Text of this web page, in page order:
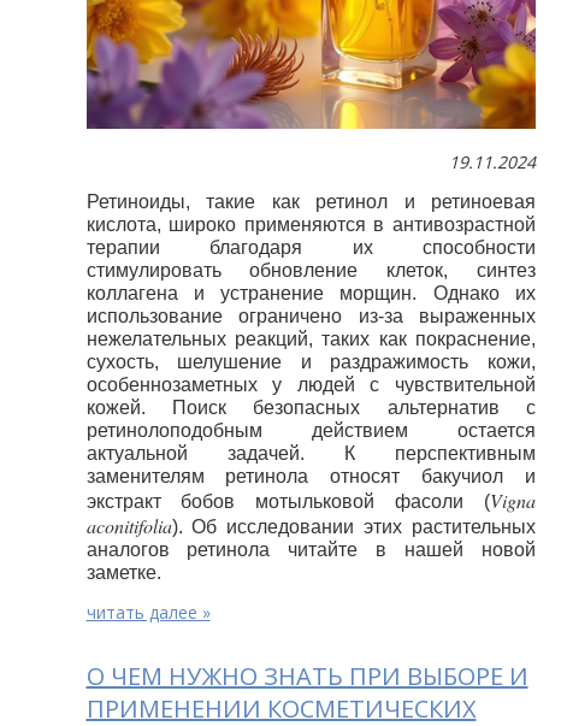
19.11.2024
Ретиноиды, такие как ретинол и ретиноевая
кислота, широко применяются в антивозрастной
терапии благодаря их способности
стимулировать обновление клеток, синтез
коллагена и устранение морщин. Однако их
использование ограничено из-за выраженных
нежелательных реакций, таких как покраснение,
сухость, шелушение и раздражимость кожи,
особеннозаметных у людей с чувствительной
кожей. Поиск безопасных альтернатив с
ретинолоподобным действием остается
актуальной задачей. К перспективным
заменителям ретинола относят бакучиол и
экстракт
бобов мотыльковой фасоли (Vigna
aconitifolia). Об исследовании этих растительных
аналогов ретинола читайте в нашей новой
заметке.
читать далее »
О ЧЕМ НУЖНО ЗНАТЬ ПРИ ВЫБОРЕ И
ПРИМЕНЕНИИ КОСМЕТИЧЕСКИХ